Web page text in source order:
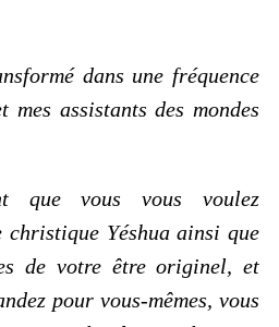
dans une fréquence
assistants des mondes
que vous vous voulez
Yéshua ainsi que
de votre être originel, et
pour vous-mêmes, vous